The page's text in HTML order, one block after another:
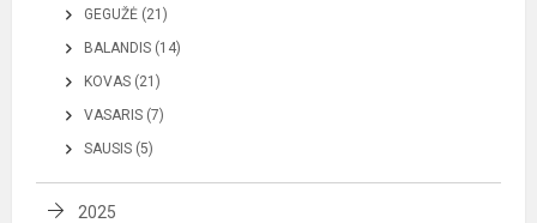
GEGUŽĖ (21)
BALANDIS (14)
KOVAS (21)
VASARIS (7)
SAUSIS (5)
2025